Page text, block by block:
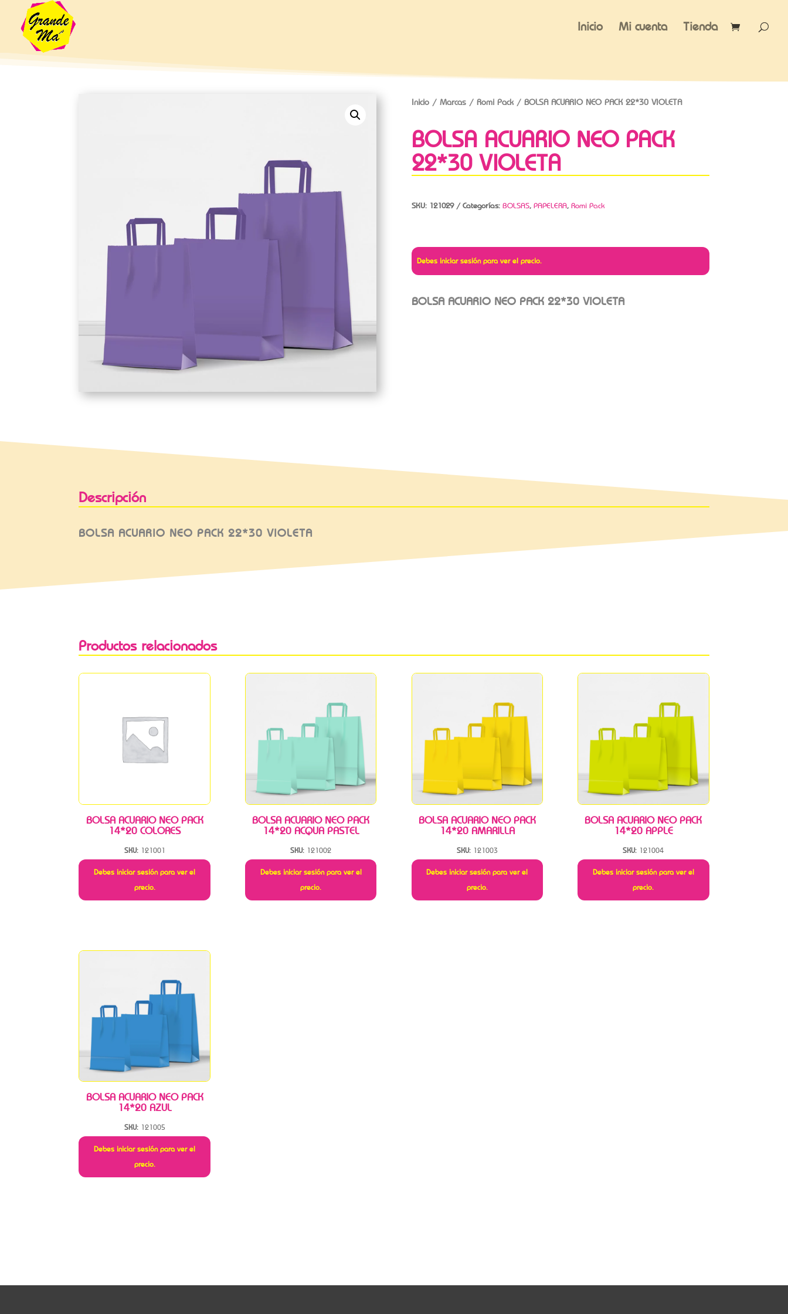
Inicio Mi cuenta Tienda
Inicio/ Marcas/ Romi Pack/ BOLSA ACUARIO NEO PACK 22*30 VIOLETA
BOLSA ACUARIO NEO PACK
22*30 VIOLETA
SKU: 121029 Categorías: BOLSAS, PAPELERA, Romi Pack
Debes iniciar sesión para ver el precio.
BOLSA ACUARIO NEO PACK 22*30 VIOLETA
Descripción
BOLSA ACUARIO NEO PACK 22*30 VIOLETA
Productos relacionados
BOLSA ACUARIO NEO PACK
14*20 COLORES
SKU: 121001
Debes iniciar sesión para ver el
precio.
BOLSA ACUARIO NEO PACK
14*20 ACQUA PASTEL
SKU: 121002
Debes iniciar sesión para ver el
precio.
BOLSA ACUARIO NEO PACK
14*20 AMARILLA
SKU: 121003
Debes iniciar sesión para ver el
precio.
BOLSA ACUARIO NEO PACK
14*20 APPLE
SKU: 121004
Debes iniciar sesión para ver el
precio.
BOLSA ACUARIO NEO PACK
14*20 AZUL
SKU: 121005
Debes iniciar sesión para ver el
precio.